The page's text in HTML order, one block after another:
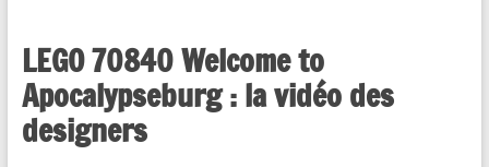
LEGO 70840 Welcome to
Apocalypseburg : la vidéo des
designers